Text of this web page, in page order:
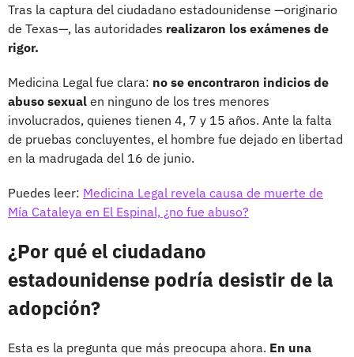
Tras la captura del ciudadano estadounidense —originario
de Texas—, las autoridades realizaron los exámenes de
rigor.
Medicina Legal fue clara: no se encontraron indicios de
abuso sexual en ninguno de los tres menores
involucrados, quienes tienen 4, 7 y 15 años. Ante la falta
de pruebas concluyentes, el hombre fue dejado en libertad
en la madrugada del 16 de junio.
Puedes leer: Medicina Legal revela causa de muerte de
Mía Cataleya en El Espinal, ¿no fue abuso?
¿Por qué el ciudadano
estadounidense podría desistir de la
adopción?
Esta es la pregunta que más preocupa ahora. En una